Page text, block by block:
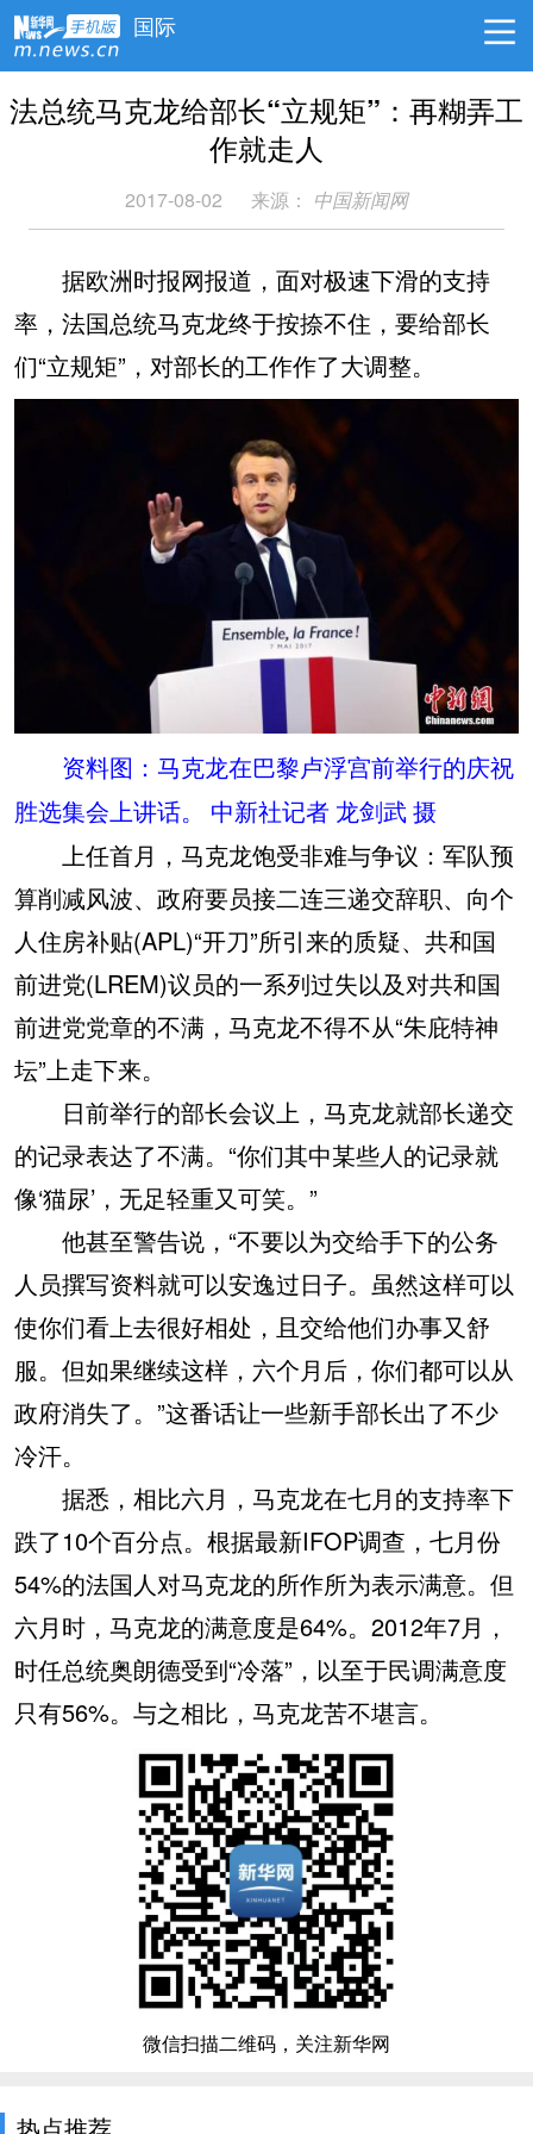
国际
法总统马克龙给部长“立规矩”：再糊弄工
作就走人
2017-08-02 来源： 中国新闻网
据欧洲时报网报道，面对极速下滑的支持
率，法国总统马克龙终于按捺不住，要给部长
们“立规矩”，对部长的工作作了大调整。
资料图：马克龙在巴黎卢浮宫前举行的庆祝
胜选集会上讲话。 中新社记者 龙剑武 摄
上任首月，马克龙饱受非难与争议：军队预
算削减风波、政府要员接二连三递交辞职、向个
人住房补贴(APL)“开刀”所引来的质疑、共和国
前进党(LREM)议员的一系列过失以及对共和国
前进党党章的不满，马克龙不得不从“朱庇特神
坛”上走下来。
日前举行的部长会议上，马克龙就部长递交
的记录表达了不满。“你们其中某些人的记录就
像‘猫尿’，无足轻重又可笑。”
他甚至警告说，“不要以为交给手下的公务
人员撰写资料就可以安逸过日子。虽然这样可以
使你们看上去很好相处，且交给他们办事又舒
服。但如果继续这样，六个月后，你们都可以从
政府消失了。”这番话让一些新手部长出了不少
冷汗。
据悉，相比六月，马克龙在七月的支持率下
跌了10个百分点。根据最新IFOP调查，七月份
54%的法国人对马克龙的所作所为表示满意。但
六月时，马克龙的满意度是64%。2012年7月，
时任总统奥朗德受到“冷落”，以至于民调满意度
只有56%。与之相比，马克龙苦不堪言。
微信扫描二维码，关注新华网
热点推荐